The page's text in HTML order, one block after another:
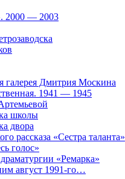
2000 — 2003
галерея Дмитрия Москина
1941 — 1945
школы
двора
рассказа «Сестра таланта»
голос»
«Ремарка»
август 1991-го…